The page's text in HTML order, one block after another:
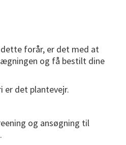
forår, er det med at
og få bestilt dine
er det plantevejr.
og ansøgning til